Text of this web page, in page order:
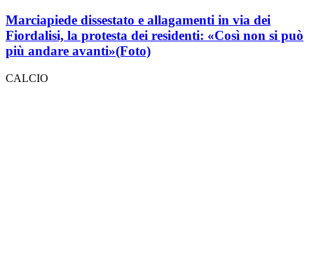
Marciapiede dissestato e allagamenti in via dei
Fiordalisi, la protesta dei residenti: «Così non si può
più andare avanti»(Foto)
CALCIO